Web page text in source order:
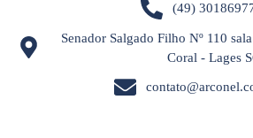
(49)
Senador Salgado Filho Nº 110
Coral - Lages